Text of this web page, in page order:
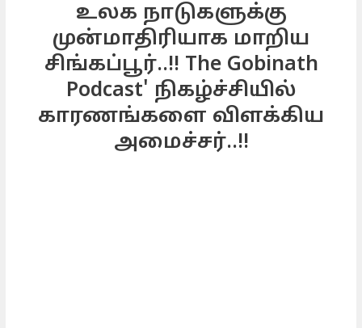
உலக நாடுகளுக்கு
முன்மாதிரியாக மாறிய
சிங்கப்பூர்..!! The Gobinath
Podcast' நிகழ்ச்சியில்
காரணங்களை விளக்கிய
அமைச்சர்..!!